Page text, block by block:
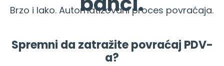
Brzo i lako. Automatizovani proces povraćaja.
Spremni da zatražite povraćaj PDV-
a?